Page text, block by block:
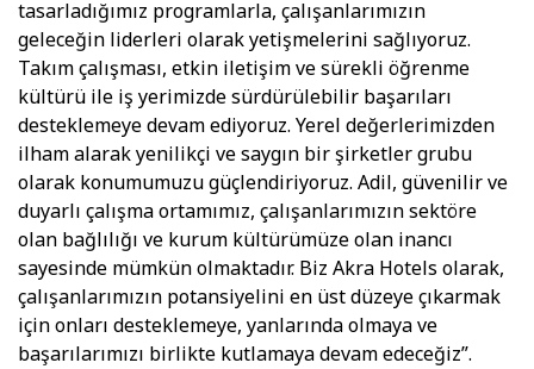
tasarladığımız programlarla, çalışanlarımızın
geleceğin liderleri olarak yetişmelerini sağlıyoruz.
Takım çalışması, etkin iletişim ve sürekli öğrenme
kültürü ile iş yerimizde sürdürülebilir başarıları
desteklemeye devam ediyoruz. Yerel değerlerimizden
ilham alarak yenilikçi ve saygın bir şirketler grubu
olarak konumumuzu güçlendiriyoruz. Adil, güvenilir ve
duyarlı çalışma ortamımız, çalışanlarımızın sektöre
olan bağlılığı ve kurum kültürümüze olan inancı
sayesinde mümkün olmaktadır. Biz Akra Hotels olarak,
çalışanlarımızın potansiyelini en üst düzeye çıkarmak
için onları desteklemeye, yanlarında olmaya ve
başarılarımızı birlikte kutlamaya devam edeceğiz”.